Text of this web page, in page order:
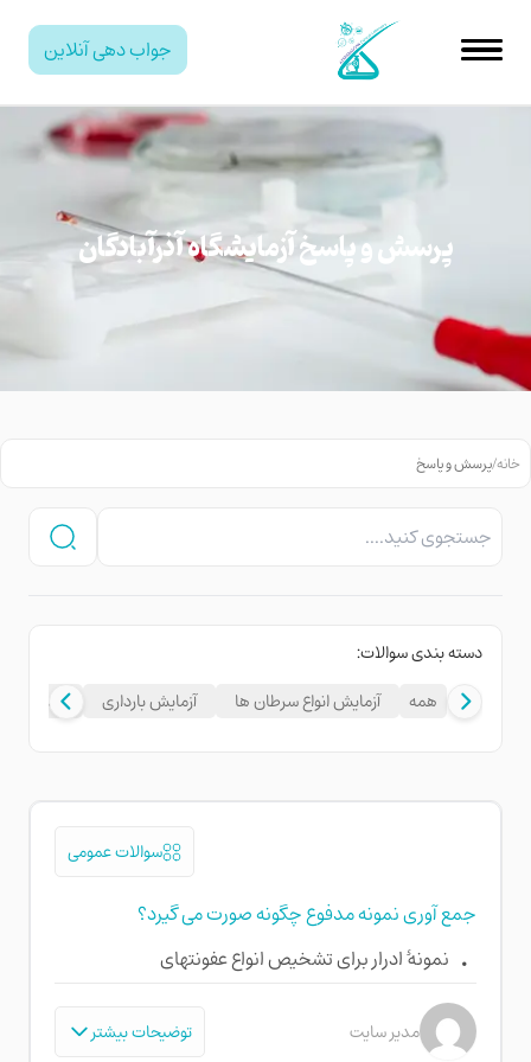
جواب دهی آنلاین
پرسش و پاسخ آزمایشگاه آذرآبادگان
خانه/پرسش و پاسخ
دسته بندی سوالات:
همه
آزمایش انواع سرطان ها آزمایش بارداری آزمایش
سوالات عمومی
جمع آوری نمونه مدفوع چگونه صورت می گیرد؟
نمونۀ ادرار برای تشخیص انواع عفونتهای
ها از جمله قند، پروتئین، خون، گلبو لهای سفید
و گلبو لهای قرمز تحت بررسی قرار گرفته و در
مدیر سایت توضیحات بیشتر